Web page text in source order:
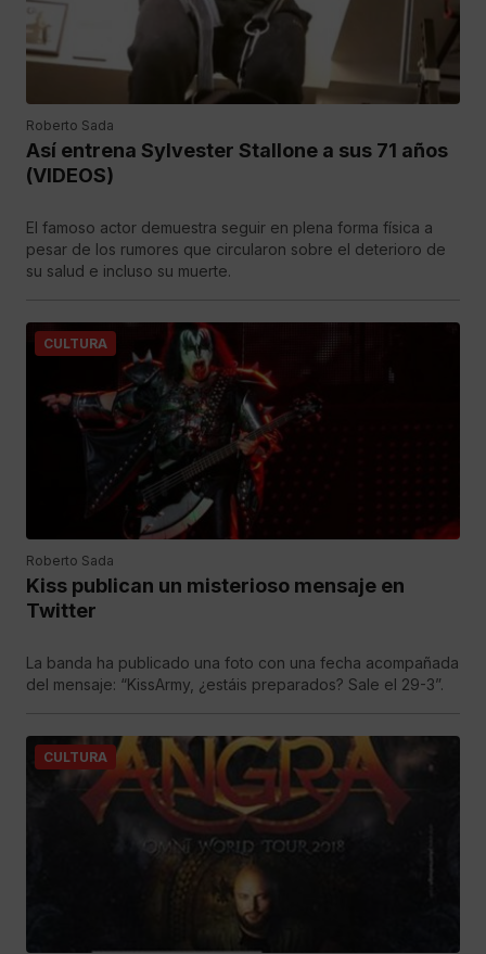
Roberto Sada
Así entrena Sylvester Stallone a sus 71 años
(VIDEOS)
El famoso actor demuestra seguir en plena forma física a
pesar de los rumores que circularon sobre el deterioro de
su salud e incluso su muerte.
CULTURA
Roberto Sada
Kiss publican un misterioso mensaje en
Twitter
La banda ha publicado una foto con una fecha acompañada
del mensaje: “KissArmy, ¿estáis preparados? Sale el 29-3”.
CULTURA